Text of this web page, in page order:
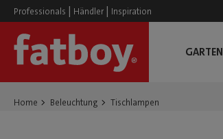
Professionals | Händler | Inspiration
GARTEN
Home Beleuchtung Tischlampen